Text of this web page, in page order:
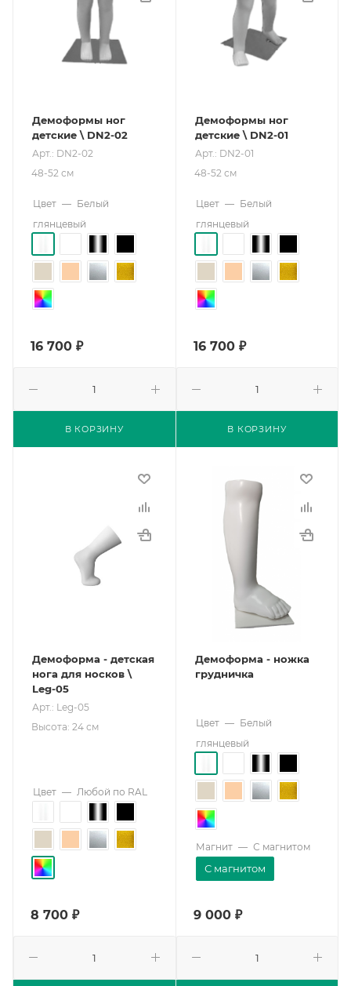
Демоформы ног
детские \ DN2-02
Арт.: DN2-02
48-52 см
В КОРЗИНУ
Цвет — Белый
глянцевый
16 700 ₽
Демоформы ног
детские \ DN2-01
Арт.: DN2-01
48-52 см
В КОРЗИНУ
Цвет — Белый
глянцевый
16 700₽
Демоформа - детская
нога для носков \
Leg-05
Арт.: Leg-05
Высота: 24 см
Цвет — Любой по RAL
8 700 ₽
Демоформа - ножка
грудничка
Цвет — Белый
глянцевый
Магнит — С магнитом
С магнитом
9 000₽